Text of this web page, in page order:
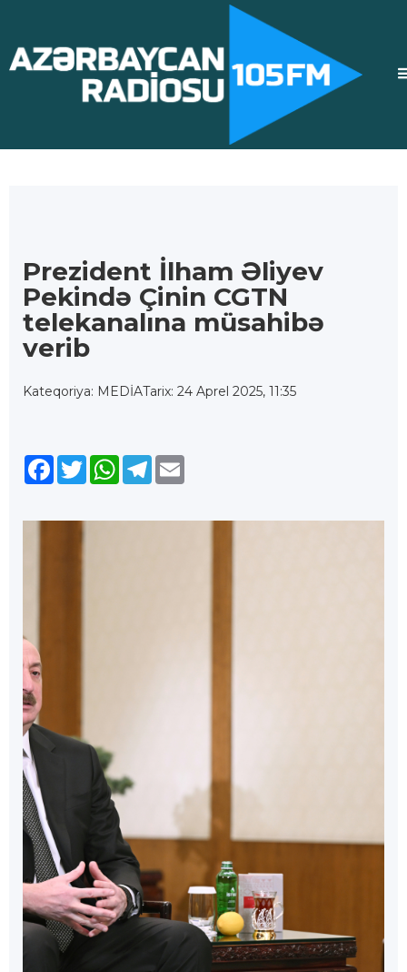
Prezident İlham Əliyev
Pekində Çinin CGTN
telekanalına müsahibə
verib
Kateqoriya: MEDİATarix: 24 Aprel 2025, 11:35
Facebook
TwitterWhatsApp
Telegram